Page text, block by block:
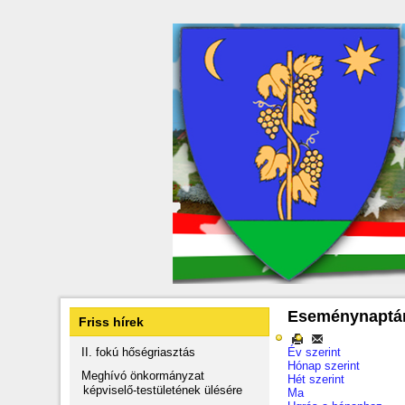
Friss hírek
II. fokú hőségriasztás
Meghívó önkormányzat
képviselő-testületének ülésére
Év szerint
Hónap szerint
Hét szerint
Ma